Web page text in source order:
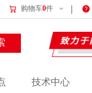
购物车0件
技术中心